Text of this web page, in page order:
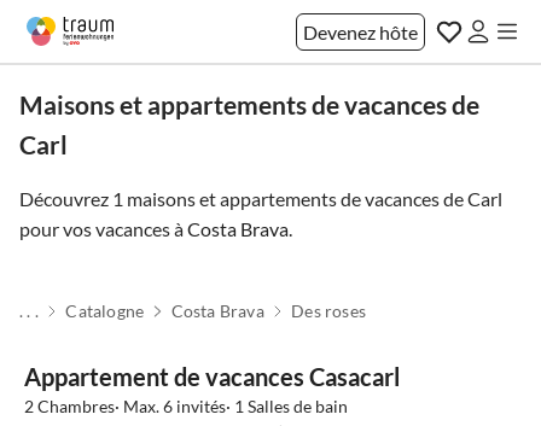
Devenez hôte
Maisons et appartements de vacances de
Carl
Découvrez 1 maisons et appartements de vacances de Carl
pour vos vacances àCosta Brava.
. . . Catalogne Costa Brava Des roses
Appartement de vacances Casacarl
2 Chambres· Max. 6 invités· 1 Salles de bain